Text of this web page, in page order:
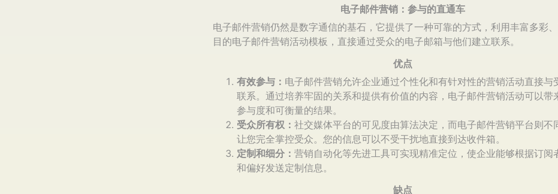
电子邮件营销：参与的直通车
电子邮件营销仍然是数字通信的基石，它提供了一种可靠的方式，利用丰富多彩
目的电子邮件营销活动模板，直接通过受众的电子邮箱与他们建立联系。
优点
有效参与： 电子邮件营销允许企业通过个性化和有针对性的营销活动直接与
联系。通过培养牢固的关系和提供有价值的内容，电子邮件营销活动可以带
参与度和可衡量的结果。
受众所有权： 社交媒体平台的可见度由算法决定，而电子邮件营销平台则不
让您完全掌控受众。您的信息可以不受干扰地直接到达收件箱。
定制和细分： 营销自动化等先进工具可实现精准定位，使企业能够根据订阅
和偏好发送定制信息。
缺点